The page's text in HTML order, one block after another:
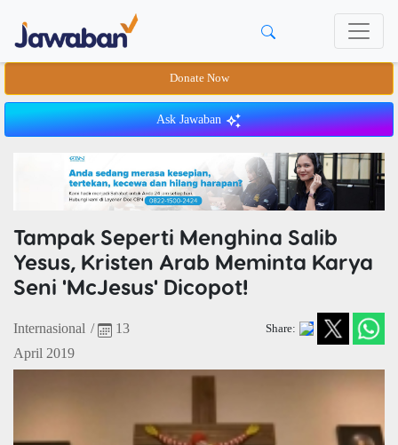
Donate Now
Ask Jawaban
Tampak Seperti Menghina Salib
Yesus, Kristen Arab Meminta Karya
Seni 'McJesus' Dicopot!
Internasional /
13
April 2019
Share: